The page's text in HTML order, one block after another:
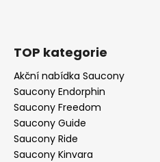
TOP kategorie
Akční nabídka Saucony
Saucony Endorphin
Saucony Freedom
Saucony Guide
Saucony Ride
Saucony Kinvara